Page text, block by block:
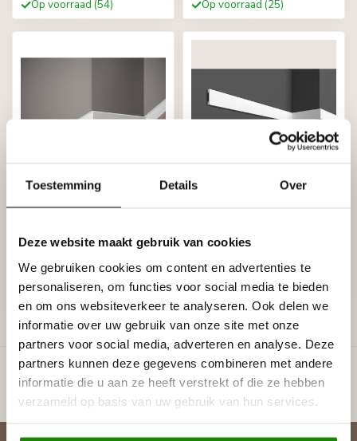
Toestemming Details Over
Deze website maakt gebruik van cookies
We gebruiken cookies om content en advertenties te
personaliseren, om functies voor social media te bieden
en om ons websiteverkeer te analyseren. Ook delen we
informatie over uw gebruik van onze site met onze
partners voor social media, adverteren en analyse. Deze
partners kunnen deze gegevens combineren met andere
informatie die u aan ze heeft verstrekt of die ze hebben
verzameld op basis van uw gebruik van hun services.
Op voorraad (54) Op voorraad (25)
Plint MD011 (40 x 10
€11,40
Stukprijs: €5,70 / Meter
Op voorraad
lengte 2 m
€12,52
Stukprijs: €6,26 / Meter
Op voorraad (24)
Toon1 -6van 6